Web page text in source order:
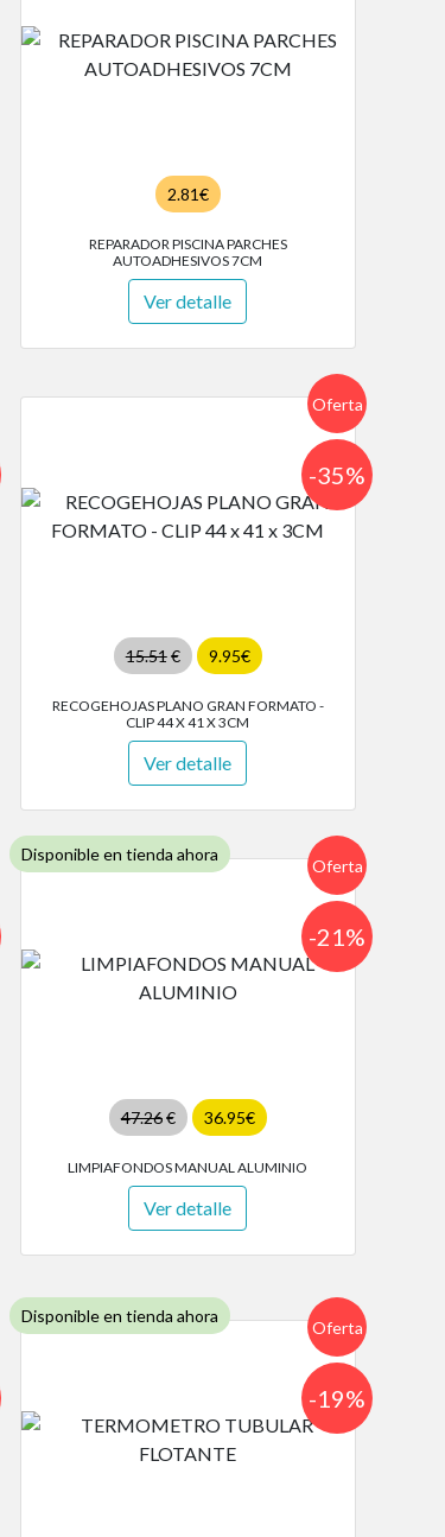
2.81€
REPARADOR PISCINA PARCHES
AUTOADHESIVOS 7CM
Ver detalle
Oferta
15.51€ 9.95€
-35%
RECOGEHOJAS PLANO GRAN FORMATO -
CLIP 44 X 41 X 3CM
Ver detalle
Disponible en tienda ahora
Oferta
47.26€ 36.95€
-21%
LIMPIAFONDOS MANUAL ALUMINIO
Ver detalle
Disponible en tienda ahora
Oferta
-19%